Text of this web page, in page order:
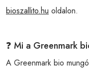
bioszallito.hu oldalon.
❓ Mi a Greenmark
A Greenmark bio